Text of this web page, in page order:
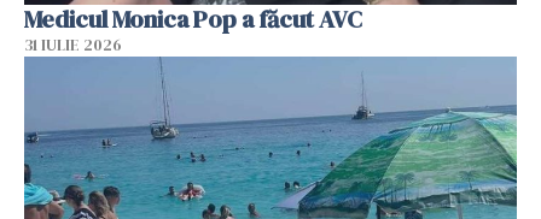
Medicul Monica Pop a făcut AVC
31 IULIE 2026